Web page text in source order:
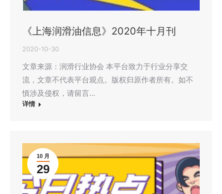
《上海润滑油信息》2020年十月刊
2020-10-30
文章来源：润滑行业协会 本平台致力于行业分享交
流，文章不代表平台观点。版权归原作者所有。如不
慎涉及侵权，请留言…
详情
10 月
29